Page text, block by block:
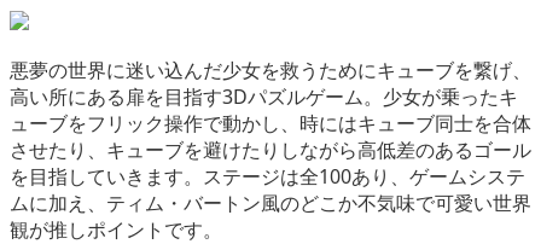
悪夢の世界に迷い込んだ少女を救うためにキューブを繋げ、
高い所にある扉を目指す3Dパズルゲーム。少女が乗ったキ
ューブをフリック操作で動かし、時にはキューブ同士を合体
させたり、キューブを避けたりしながら高低差のあるゴール
を目指していきます。ステージは全100あり、ゲームシステ
ムに加え、ティム・バートン風のどこか不気味で可愛い世界
観が推しポイントです。